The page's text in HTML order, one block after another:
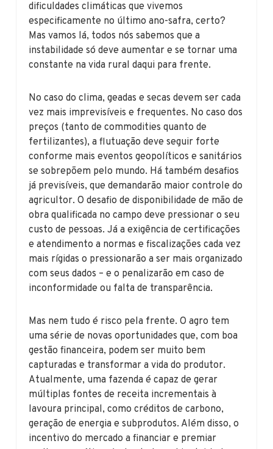
dificuldades climáticas que vivemos
especificamente no último ano-safra, certo?
Mas vamos lá, todos nós sabemos que a
instabilidade só deve aumentar e se tornar uma
constante na vida rural daqui para frente.
No caso do clima, geadas e secas devem ser cada
vez mais imprevisíveis e frequentes. No caso dos
preços (tanto de commodities quanto de
fertilizantes), a flutuação deve seguir forte
conforme mais eventos geopolíticos e sanitários
se sobrepõem pelo mundo. Há também desafios
já previsíveis, que demandarão maior controle do
agricultor. O desafio de disponibilidade de mão de
obra qualificada no campo deve pressionar o seu
custo de pessoas. Já a exigência de certificações
e atendimento a normas e fiscalizações cada vez
mais rígidas o pressionarão a ser mais organizado
com seus dados – e o penalizarão em caso de
inconformidade ou falta de transparência.
Mas nem tudo é risco pela frente. O agro tem
uma série de novas oportunidades que, com boa
gestão financeira, podem ser muito bem
capturadas e transformar a vida do produtor.
Atualmente, uma fazenda é capaz de gerar
múltiplas fontes de receita incrementais à
lavoura principal, como créditos de carbono,
geração de energia e subprodutos. Além disso, o
incentivo do mercado a financiar e premiar